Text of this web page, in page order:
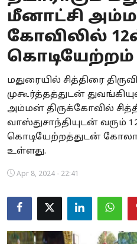
Business
Crime
National
World
Astrology
Spirituality
Weather
மீனாட்சி
கோவிலில்
கொடியேற்றம்
மதுரையில் சித்திரை
முகூர்த்தத்துடன்
அம்மன் திருக்கோவில்
வாஸ்துசாந்தியுடன் வரும்
கொடியேற்றத்துடன்
உள்ளது.
Apr 8, 2024 - 22:41